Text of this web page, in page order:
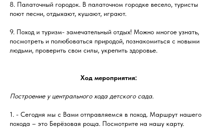
8. Палаточный городок. В палаточном городке весело, туристы
поют песни, отдыхают, кушают, играют.
9. Поход и туризм- замечательный отдых! Можно многое узнать,
посмотреть и полюбоваться природой, познакомиться с новыми
людьми, проверить свои силы, укрепить здоровье.
Ход мероприятия:
Построение у центрального хода детского сада.
1. - Сегодня мы с Вами отправляемся в поход. Маршрут нашего
похода – это Берёзовая роща. Посмотрите на нашу карту.